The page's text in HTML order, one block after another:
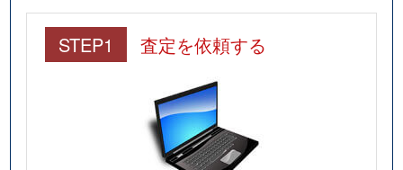
STEP1 査定を依頼する